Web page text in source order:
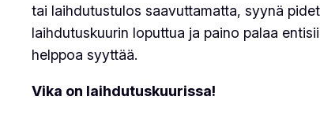
tai laihdutustulos saavuttamatta, syynä
laihdutuskuurin loputtua ja paino palaa
helppoa syyttää.
Vika on laihdutuskuurissa!